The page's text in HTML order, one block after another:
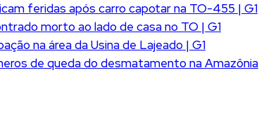
feridas após carro capotar na TO-455 | G1
morto ao lado de casa no TO | G1
na área da Usina de Lajeado | G1
de queda do desmatamento na Amazônia